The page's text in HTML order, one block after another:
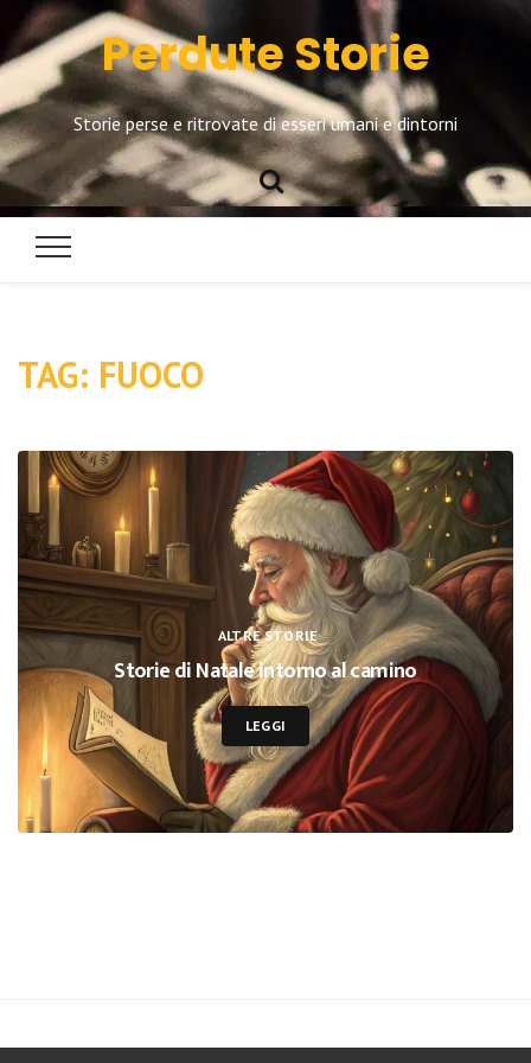
Perdute Storie
Storie perse e ritrovate di esseri umani e dintorni
TAG: FUOCO
ALTRE STORIE
Storie di Natale intorno al camino
LEGGI